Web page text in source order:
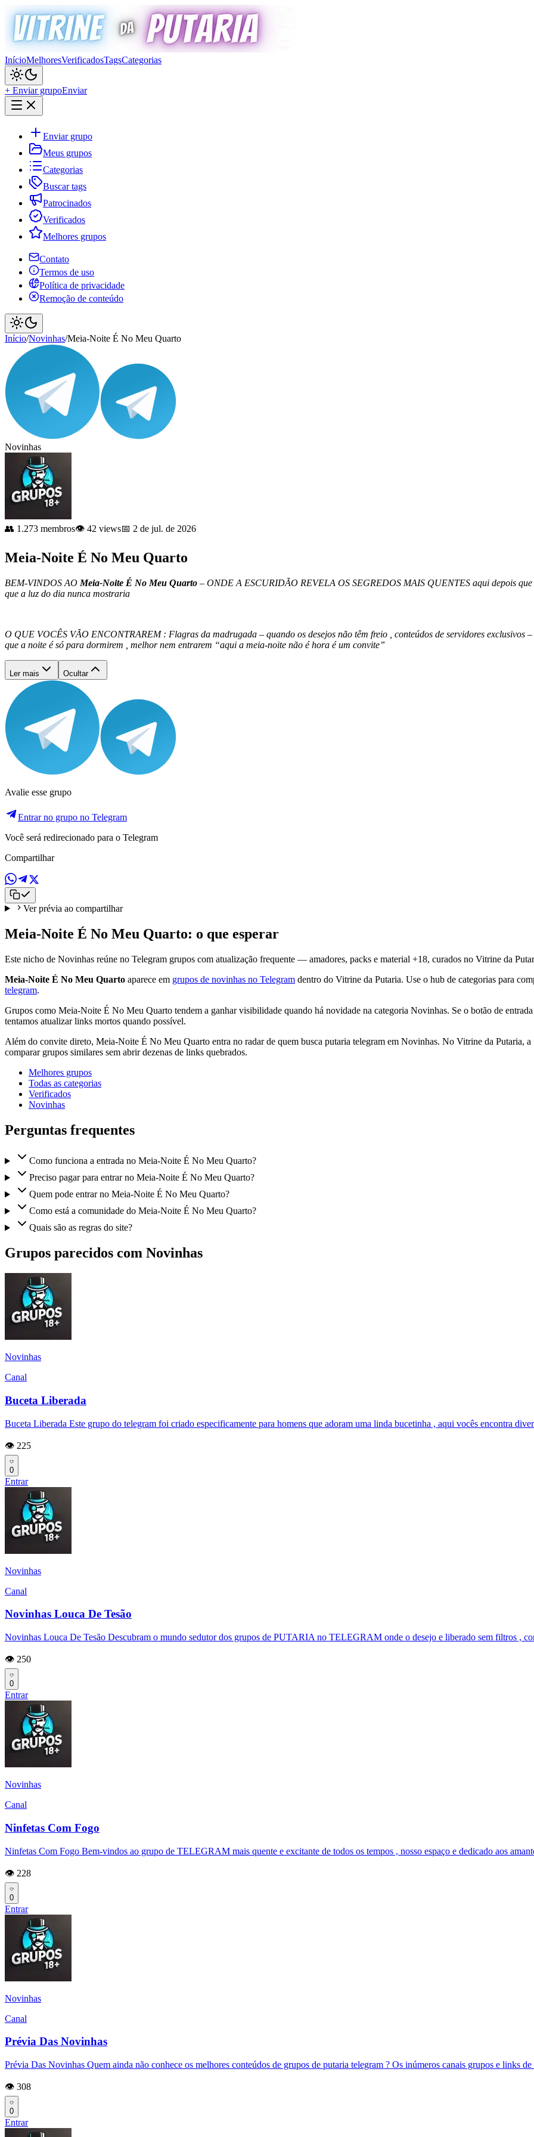
InícioMelhoresVerificadosTagsCategorias
+ Enviar grupoEnviar
Enviar grupo
Meus grupos
Categorias
Buscar tags
Patrocinados
Verificados
Melhores grupos
Contato
Termos de uso
Política de privacidade
Remoção de conteúdo
Início/Novinhas/Meia-Noite É No Meu Quarto
Novinhas
👥 1.273 membros👁️ 42 views📅 2 de jul. de 2026
Meia-Noite É No Meu Quarto
BEM-VINDOS AO Meia-Noite É No Meu Quarto – ONDE A ESCURIDÃO REVELA OS SEGREDOS MAIS QUENTES aqui depois
que a luz do dia nunca mostraria
O QUE VOCÊS VÃO ENCONTRAREM : Flagras da madrugada – quando os desejos não têm freio , conteúdos de servidores exclusivos
que a noite é só para dormirem , melhor nem entrarem “aqui a meia-noite não é hora é um convite”
Ler mais Ocultar
Avalie esse grupo
Entrar no grupo no Telegram
Você será redirecionado para o Telegram
Compartilhar
Ver prévia ao compartilhar
Meia-Noite É No Meu Quarto: o que esperar
Este nicho de Novinhas reúne no Telegram grupos com atualização frequente — amadores, packs e material +18, curados no Vitrine da
Meia-Noite É No Meu Quarto aparece em grupos de novinhas no Telegram dentro do Vitrine da Putaria. Use o hub de categorias para
telegram.
Grupos como Meia-Noite É No Meu Quarto tendem a ganhar visibilidade quando há novidade na categoria Novinhas. Se o botão de
tentamos atualizar links mortos quando possível.
Além do convite direto, Meia-Noite É No Meu Quarto entra no radar de quem busca putaria telegram em Novinhas. No Vitrine da Putaria,
comparar grupos similares sem abrir dezenas de links quebrados.
Melhores grupos
Todas as categorias
Verificados
Novinhas
Perguntas frequentes
Como funciona a entrada no Meia-Noite É No Meu Quarto?
Preciso pagar para entrar no Meia-Noite É No Meu Quarto?
Quem pode entrar no Meia-Noite É No Meu Quarto?
Como está a comunidade do Meia-Noite É No Meu Quarto?
Quais são as regras do site?
Grupos parecidos com Novinhas
Novinhas
Canal
Buceta Liberada
Buceta Liberada Este grupo do telegram foi criado especificamente para homens que adoram uma linda bucetinha , aqui vocês encontra
👁️ 225
0
Entrar
Novinhas
Canal
Novinhas Louca De Tesão
Novinhas Louca De Tesão Descubram o mundo sedutor dos grupos de PUTARIA no TELEGRAM onde o desejo e liberado sem filtros ,
👁️ 250
0
Entrar
Novinhas
Canal
Ninfetas Com Fogo
Ninfetas Com Fogo Bem-vindos ao grupo de TELEGRAM mais quente e excitante de todos os tempos , nosso espaço e dedicado aos
👁️ 228
0
Entrar
Novinhas
Canal
Prévia Das Novinhas
Prévia Das Novinhas Quem ainda não conhece os melhores conteúdos de grupos de putaria telegram ? Os inúmeros canais grupos e links
👁️ 308
0
Entrar